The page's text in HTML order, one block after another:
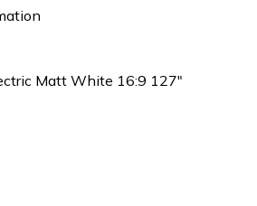
Matt White 16:9 127"